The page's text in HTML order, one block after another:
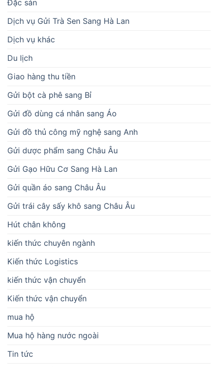
Đặc sản
Dịch vụ Gửi Trà Sen Sang Hà Lan
Dịch vụ khác
Du lịch
Giao hàng thu tiền
Gửi bột cà phê sang Bỉ
Gửi đồ dùng cá nhân sang Áo
Gửi đồ thủ công mỹ nghệ sang Anh
Gửi dược phẩm sang Châu Âu
Gửi Gạo Hữu Cơ Sang Hà Lan
Gửi quần áo sang Châu Âu
Gửi trái cây sấy khô sang Châu Âu
Hút chân không
kiến thức chuyên ngành
Kiến thức Logistics
kiến thức vận chuyển
Kiến thức vận chuyển
mua hộ
Mua hộ hàng nước ngoài
Tin tức